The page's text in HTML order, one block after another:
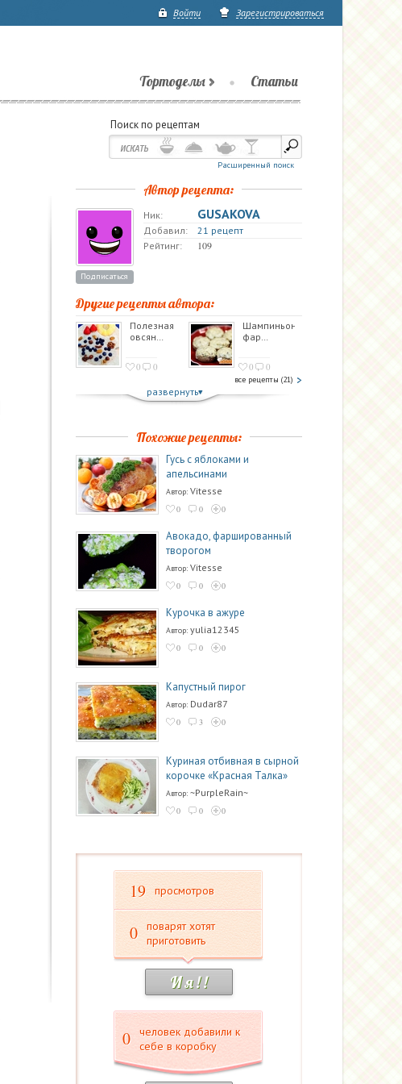
Войти Зарегистрироваться
Тортоделы Статьи
Поиск по рецептам
Расширенный поиск
Автор рецепта:
Подписаться
Ник: GUSAKOVA
Добавил:
21 рецепт
Рейтинг:
109
Другие рецепты автора:
Полезная
овсян…
0 0
Шампиньоны
фар…
0 0
все рецепты (21)
развернуть
Похожие рецепты:
Гусь с яблоками и
апельсинами
Автор: Vitesse
0 0 0
Авокадо, фаршированный
творогом
Автор: Vitesse
0 0 0
Курочка в ажуре
Автор: yulia12345
0 0 0
Капустный пирог
Автор: Dudar87
0 3 0
Куриная отбивная в сырной
корочке «Красная Талка»
Автор: ~PurpleRain~
0 0 0
19 просмотров
0
поварят хотят
приготовить
И я ! !
0
человек добавили к
себе в коробку